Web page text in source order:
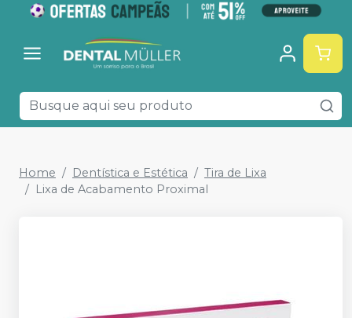
Home Dentística e Estética
Tira de Lixa
Lixa de Acabamento Proximal